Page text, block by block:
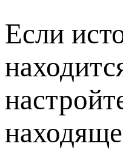
Если